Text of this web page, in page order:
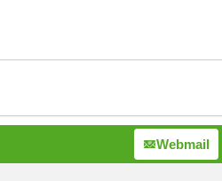
Webmail